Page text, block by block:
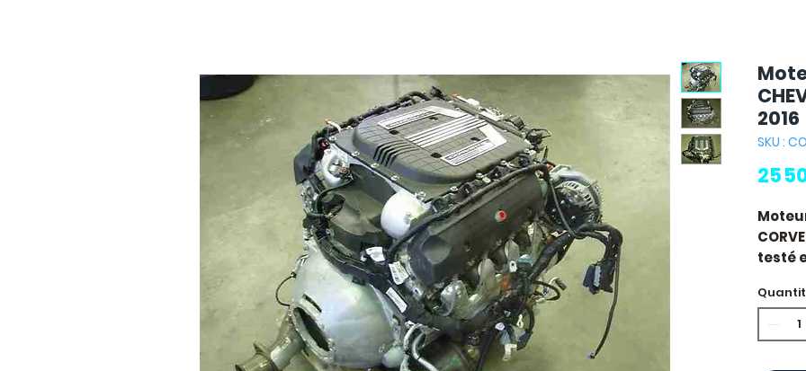
2016
SKU :
25
testé